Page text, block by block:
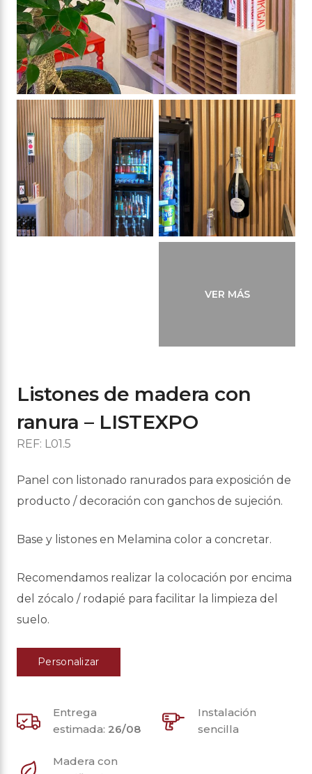
Listones de madera con
ranura – LISTEXPO
REF: L01.5
Panel con listonado ranurados para exposición de
producto / decoración con ganchos de sujeción.
Base y listones en Melamina color a concretar.
Recomendamos realizar la colocación por encima
del zócalo / rodapié para facilitar la limpieza del
suelo.
Personalizar
Entrega
estimada: 26/08
Instalación
sencilla
Madera con